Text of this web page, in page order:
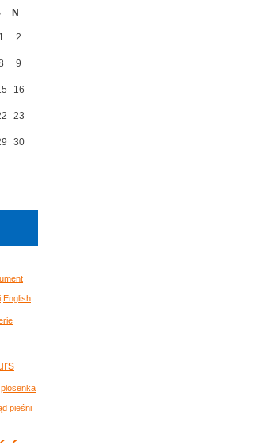
N
1 2
9
16
23
30
English
piosenka
pieśni